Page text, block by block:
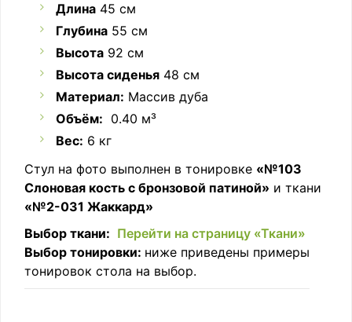
Длина 45 см
Глубина 55 см
Высота 92 см
Высота сиденья 48 см
Материал: Массив дуба
Объём: 0.40 м³
Вес: 6 кг
Стул на фото выполнен в тонировке «№103
Слоновая кость с бронзовой патиной» и ткани
«№2-031 Жаккард»
Выбор ткани: Перейти на страницу «Ткани»
Выбор тонировки: ниже приведены примеры
тонировок стола на выбор.